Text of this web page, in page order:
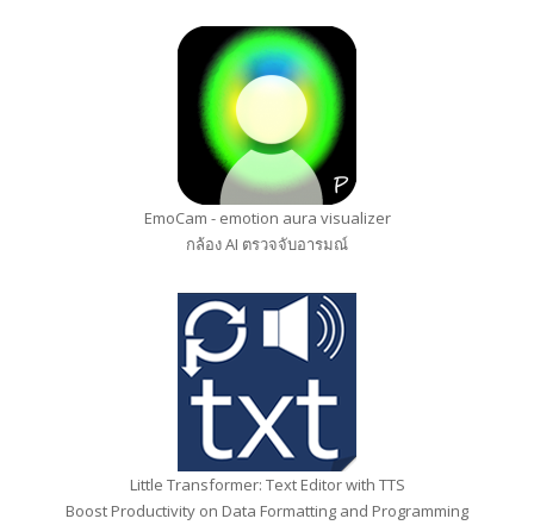
EmoCam - emotion aura visualizer
กล้อง AI ตรวจจับอารมณ์
Little Transformer: Text Editor with TTS
Boost Productivity on Data Formatting and Programming